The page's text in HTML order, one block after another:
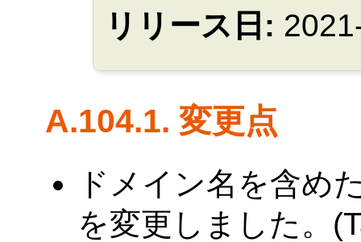
リリース日:
A.104.1. 変更点
ドメイン名を含め
を変更しました。